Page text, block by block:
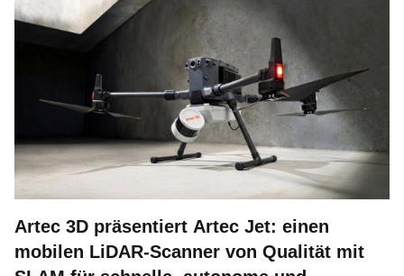
Artec 3D präsentiert Artec Jet: einen
mobilen LiDAR-Scanner von Qualität mit